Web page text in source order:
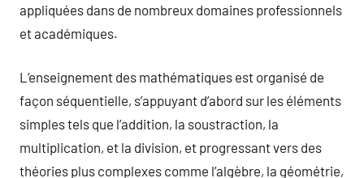
appliquées dans de nombreux domaines professionnels
et académiques.
L’enseignement des mathématiques est organisé de
façon séquentielle, s’appuyant d’abord sur les éléments
simples tels que l’addition, la soustraction, la
multiplication, et la division, et progressant vers des
théories plus complexes comme l’algèbre, la géométrie,